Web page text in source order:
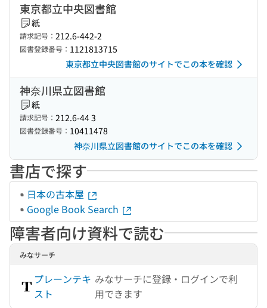
東京都立中央図書館
紙
請求記号： 212.6-442-2
図書登録番号： 1121813715
東京都立中央図書館のサイトでこの本を確認
神奈川県立図書館
紙
請求記号： 212.6-44 3
図書登録番号： 10411478
神奈川県立図書館のサイトでこの本を確認
書店で探す
日本の古本屋
Google Book Search
障害者向け資料で読む
みなサーチ
プレーンテキ
スト
みなサーチに登録・ログインで利
用できます